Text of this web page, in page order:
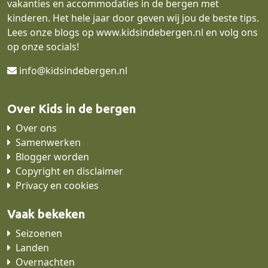
vakanties en accommodaties in de bergen met
kinderen. Het hele jaar door geven wij jou de beste tips.
Lees onze blogs op www.kidsindebergen.nl en volg ons
op onze socials!
info@kidsindebergen.nl
Over Kids in de bergen
Over ons
Samenwerken
Blogger worden
Copyright en disclaimer
Privacy en cookies
Vaak bekeken
Seizoenen
Landen
Overnachten